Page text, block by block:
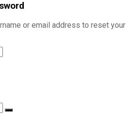
or email address to reset your